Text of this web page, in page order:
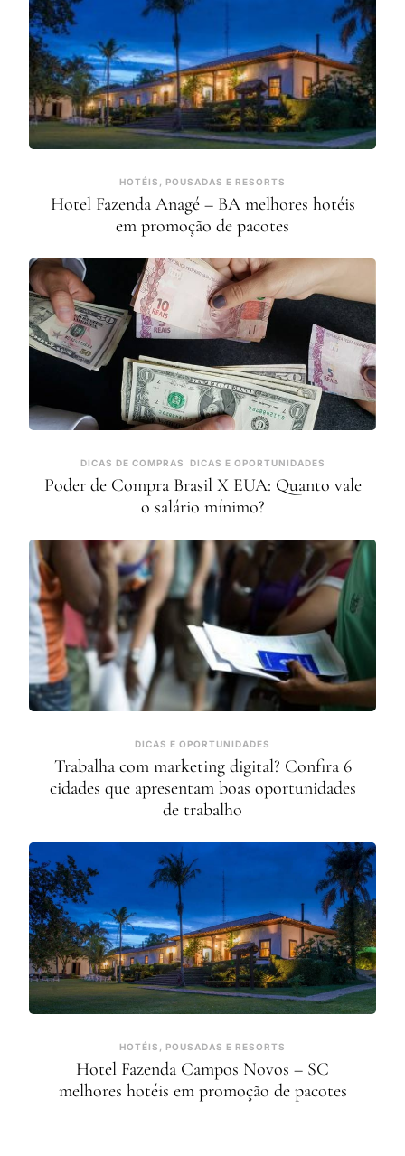
HOTÉIS, POUSADAS E RESORTS
Hotel Fazenda Anagé – BA melhores hotéis
em promoção de pacotes
DICAS DE COMPRAS DICAS E OPORTUNIDADES
Poder de Compra Brasil X EUA: Quanto vale
o salário mínimo?
DICAS E OPORTUNIDADES
Trabalha com marketing digital? Confira 6
cidades que apresentam boas oportunidades
de trabalho
HOTÉIS, POUSADAS E RESORTS
Hotel Fazenda Campos Novos – SC
melhores hotéis em promoção de pacotes